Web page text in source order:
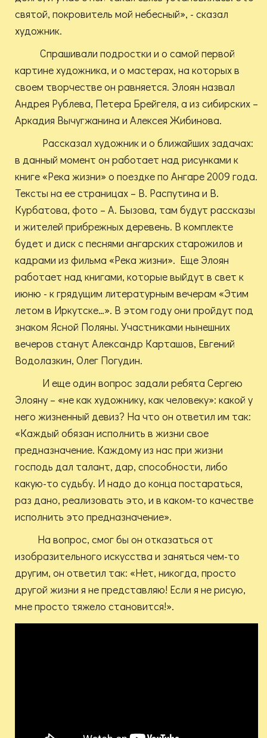
святой, покровитель мой небесный», - сказал
художник.
Спрашивали подростки и о самой первой
картине художника, и о мастерах, на которых в
своем творчестве он равняется. Элоян назвал
Андрея Рублева, Петера Брейгеля, а из сибирских –
Аркадия Вычугжанина и Алексея Жибинова.
Рассказал художник и о ближайших задачах:
в данный момент он работает над рисунками к
книге «Река жизни» о поездке по Ангаре 2009 года.
Тексты на ее страницах – В. Распутина и В.
Курбатова, фото – А. Бызова, там будут рассказы
и жителей прибрежных деревень. В комплекте
будет и диск с песнями ангарских старожилов и
кадрами из фильма «Река жизни». Еще Элоян
работает над книгами, которые выйдут в свет к
июню - к грядущим литературным вечерам «Этим
летом в Иркутске…». В этом году они пройдут под
знаком Ясной Поляны. Участниками нынешних
вечеров станут Александр Карташов, Евгений
Водолазкин, Олег Погудин.
И еще один вопрос задали ребята Сергею
Элояну – «не как художнику, как человеку»: какой у
него жизненный девиз? На что он ответил им так:
«Каждый обязан исполнить в жизни свое
предназначение. Каждому из нас при жизни
господь дал талант, дар, способности, либо
какую-то судьбу. И надо до конца постараться,
раз дано, реализовать это, и в каком-то качестве
исполнить это предназначение».
На вопрос, смог бы он отказаться от
изобразительного искусства и заняться чем-то
другим, он ответил так: «Нет, никогда, просто
другой жизни я не представляю! Если я не рисую,
мне просто тяжело становится!».